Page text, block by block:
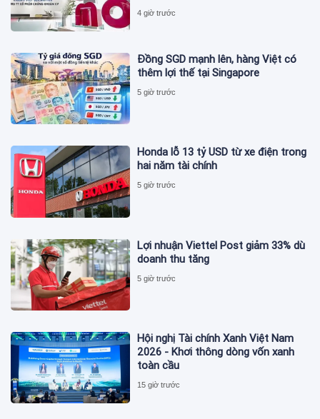
4 giờ trước
Đồng SGD mạnh lên, hàng Việt có
thêm lợi thế tại Singapore
5 giờ trước
Honda lỗ 13 tỷ USD từ xe điện trong
hai năm tài chính
5 giờ trước
Lợi nhuận Viettel Post giảm 33% dù
doanh thu tăng
5 giờ trước
Hội nghị Tài chính Xanh Việt Nam
2026 - Khơi thông dòng vốn xanh
toàn cầu
15 giờ trước